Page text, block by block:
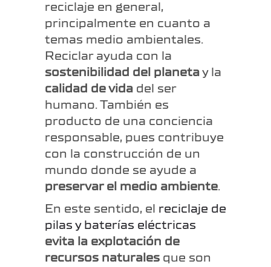
reciclaje en general,
principalmente en cuanto a
temas medio ambientales.
Reciclar ayuda con la
sostenibilidad del planetay la
calidad de vida del ser
humano. También es
producto de una conciencia
responsable, pues contribuye
con la construcción de un
mundo donde se ayude a
preservar el medio ambiente.
En este sentido, el reciclaje de
pilas y baterías eléctricas
evita la explotación de
recursos naturales que son